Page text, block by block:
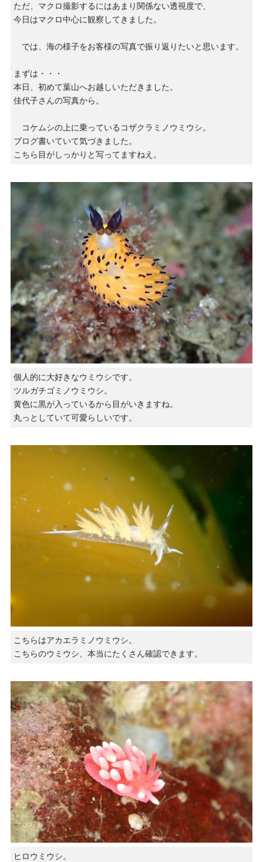
ただ、マクロ撮影するにはあまり関係ない透視度で、
今日はマクロ中心に観察してきました。
では、海の様子をお客様の写真で振り返りたいと思います。
まずは・・・
本日、初めて葉山へお越しいただきました。
佳代子さんの写真から。
コケムシの上に乗っているコザクラミノウミウシ。
ブログ書いていて気づきました。
こちら目がしっかりと写ってますねえ。
個人的に大好きなウミウシです。
ツルガチゴミノウミウシ。
黄色に黒が入っているから目がいきますね。
丸っとしていて可愛らしいです。
こちらはアカエラミノウミウシ。
こちらのウミウシ、本当にたくさん確認できます。
ヒロウミウシ。